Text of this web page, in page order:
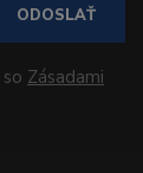
ODOSLAŤ
Zásadami